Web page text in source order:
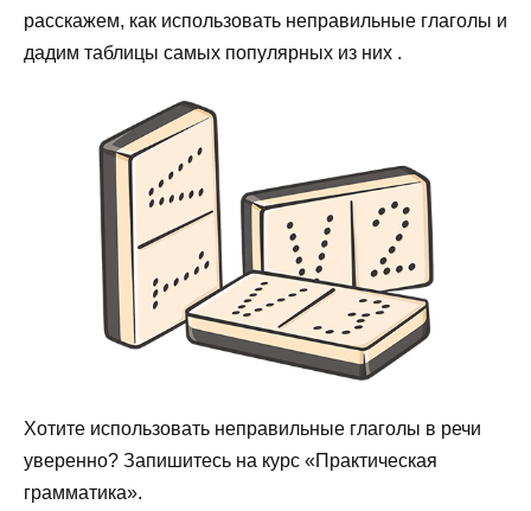
расскажем, как использовать неправильные глаголы и
дадим таблицы самых популярных из них .
Хотите использовать неправильные глаголы в речи
уверенно? Запишитесь на курс «Практическая
грамматика».